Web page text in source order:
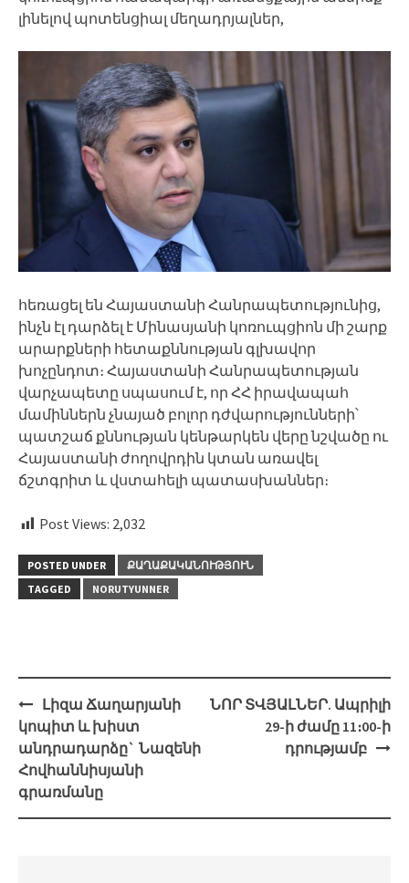
լինելով պոտենցիալ մեղադրյալներ,
հեռացել են Հայաստանի Հանրապետությունից,
ինչն էլ դարձել է Մինասյանի կոռուպցիոն մի շարք
արարքների հետաքննության գլխավոր
խոչընդոտ։ Հայաստանի Հանրապետության
վարչապետը սպասում է, որ ՀՀ իրավապահ
մամիններն չնայած բոլոր դժվարությունների՝
պատշաճ քննության կենթարկեն վերը նշվածը ու
Հայաստանի ժողովրդին կտան առավել
ճշտգրիտ և վստահելի պատասխաններ։
Post Views: 2,032
POSTED UNDER
ՔԱՂԱՔԱԿԱՆՈՒԹՅՈՒՆ
TAGGED
NORUTYUNNER
Post
navigation
Լիզա Ճաղարյանի
կոպիտ և խիստ
անդրադարձը` Նազենի
Հովհաննիսյանի
գրառմանը
ՆՈՐ ՏՎՅԱԼՆԵՐ. Ապրիլի
29-ի ժամը 11։00-ի
դրությամբ